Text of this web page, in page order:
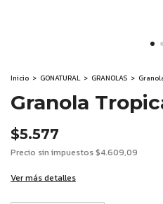
Inicio > GONATURAL > GRANOLAS >
Granola
$5.577
Precio sin impuestos$4.609,09
Ver más detalles